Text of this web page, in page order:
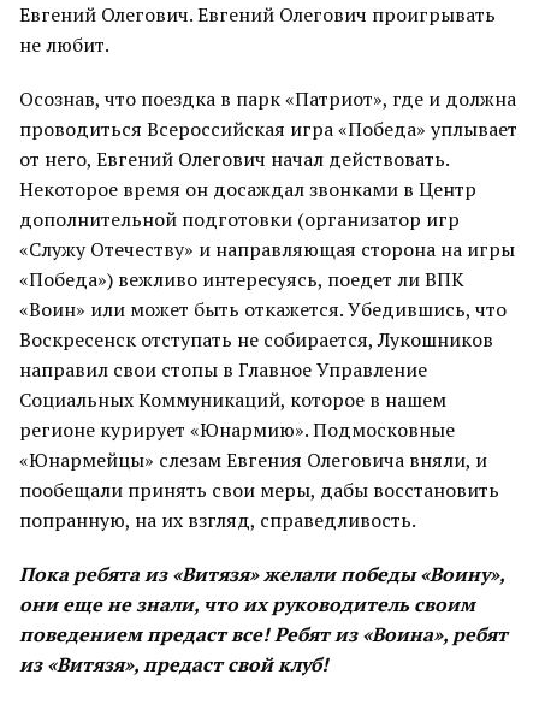
Евгений Олегович. Евгений Олегович проигрывать
не любит.
Осознав, что поездка в парк «Патриот», где и должна
проводиться Всероссийская игра «Победа» уплывает
от него, Евгений Олегович начал действовать.
Некоторое время он досаждал звонками в Центр
дополнительной подготовки (организатор игр
«Служу Отечеству» и направляющая сторона на игры
«Победа») вежливо интересуясь, поедет ли ВПК
«Воин» или может быть откажется. Убедившись, что
Воскресенск отступать не собирается, Лукошников
направил свои стопы в Главное Управление
Социальных Коммуникаций, которое в нашем
регионе курирует «Юнармию». Подмосковные
«Юнармейцы» слезам Евгения Олеговича вняли, и
пообещали принять свои меры, дабы восстановить
попранную, на их взгляд, справедливость.
Пока ребята из «Витязя» желали победы «Воину»,
они еще не знали, что их руководитель своим
поведением предаст все! Ребят из «Воина», ребят
из «Витязя», предаст свой клуб!